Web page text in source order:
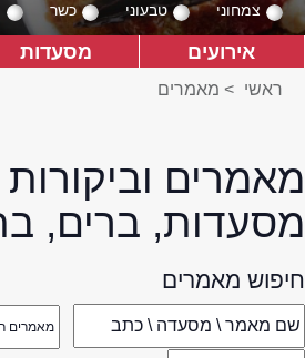
צמחוני טבעוני כשר
אירועים מסעדות
ראשי > מאמרים
מאמרים
מסעדות, ברים,
חיפוש מאמרים